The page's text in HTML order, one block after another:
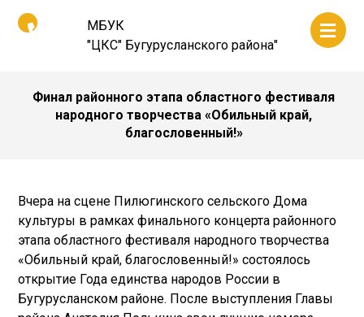
МБУК
"ЦКС" Бугурусланского района"
Финал районного этапа областного фестиваля
народного творчества «Обильный край,
благословенный!»
Вчера на сцене Пилюгинского сельского Дома
культуры в рамках финального концерта районного
этапа областного фестиваля народного творчества
«Обильный край, благословенный!» состоялось
открытие Года единства народов России в
Бугурусланском районе. После выступления Главы